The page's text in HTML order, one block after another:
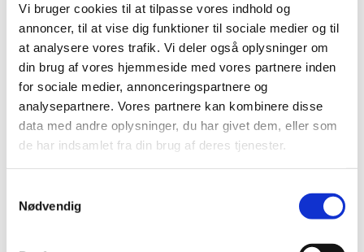
Vi bruger cookies til at tilpasse vores indhold og
annoncer, til at vise dig funktioner til sociale medier og til
at analysere vores trafik. Vi deler også oplysninger om
din brug af vores hjemmeside med vores partnere inden
for sociale medier, annonceringspartnere og
analysepartnere. Vores partnere kan kombinere disse
data med andre oplysninger, du har givet dem, eller som
de har indsamlet fra din brug af deres tjenester.
Nødvendig
DKK 129,00
DKK 103,20 ekskl. moms
Køb nu
På lager